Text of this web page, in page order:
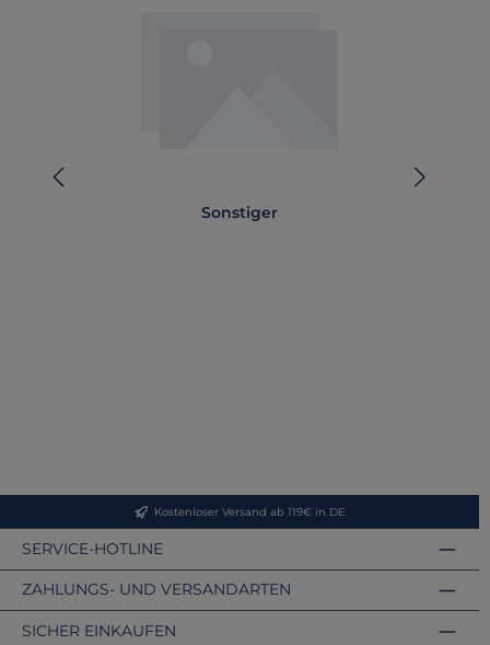
Sonstiger
Kostenloser Versand ab 119€ in DE
SERVICE-HOTLINE
ZAHLUNGS- UND VERSANDARTEN
SICHER EINKAUFEN